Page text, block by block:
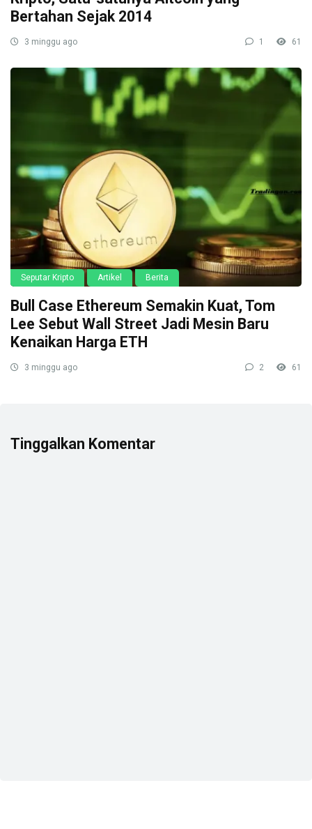
Bertahan Sejak 2014
3 minggu ago 1 61
Seputar Kripto Artikel Berita
Bull Case Ethereum Semakin Kuat, Tom
Lee Sebut Wall Street Jadi Mesin Baru
Kenaikan Harga ETH
3 minggu ago 2 61
Tinggalkan Komentar